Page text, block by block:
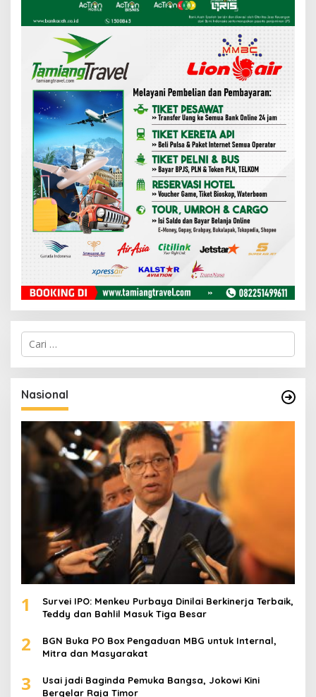
C
i
u
n
t
k
:
Nasional
1
Survei IPO: Menkeu Purbaya Dinilai Berkinerja Terbaik,
Teddy dan Bahlil Masuk Tiga Besar
2
BGN Buka PO Box Pengaduan MBG untuk Internal,
Mitra dan Masyarakat
3
Usai jadi Baginda Pemuka Bangsa, Jokowi Kini
Bergelar Raja Timor